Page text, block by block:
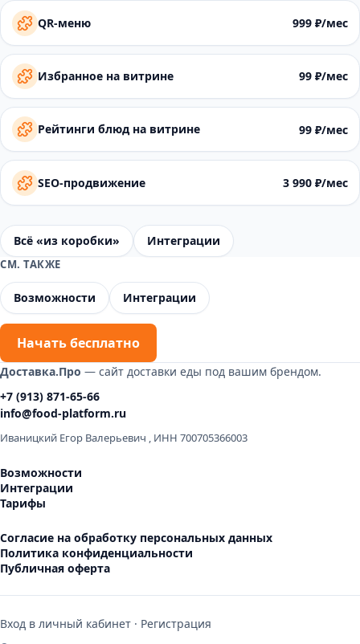
QR-меню 999 ₽/мес
Избранное на витрине 99 ₽/мес
Рейтинги блюд на витрине 99 ₽/мес
SEO-продвижение 3 990 ₽/мес
Всё «из коробки» Интеграции
СМ. ТАКЖЕ
Возможности Интеграции
Начать бесплатно
Доставка.Про — сайт доставки еды под вашим брендом.
+7 (913) 871-65-66
info@food-platform.ru
Иваницкий Егор Валерьевич ИНН 700705366003
Возможности
Интеграции
Тарифы
Согласие на обработку персональных данных
Политика конфиденциальности
Публичная оферта
Вход в личный кабинет · Регистрация